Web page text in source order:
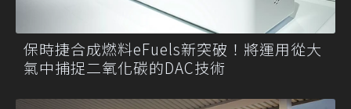
保時捷合成燃料eFuels新突破！將運用從大
氣中捕捉二氧化碳的DAC技術